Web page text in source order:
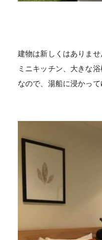
建物は新しくはありま
ミニキッチン、大きな浴
なので、湯船に浸かっ